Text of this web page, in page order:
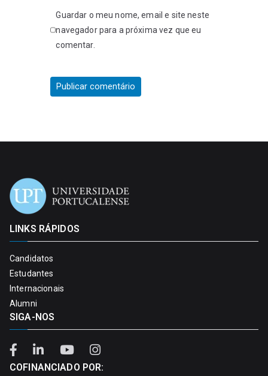
Guardar o meu nome, email e site neste
navegador para a próxima vez que eu
comentar.
LINKS RÁPIDOS
Candidatos
Estudantes
Internacionais
Alumni
SIGA-NOS
COFINANCIADO POR: